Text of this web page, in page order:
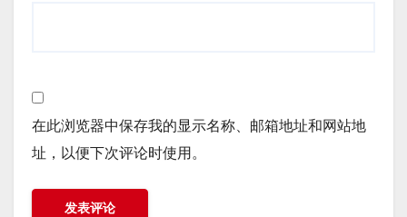
在此浏览器中保存我的显示名称、邮箱地址和网站地
址，以便下次评论时使用。